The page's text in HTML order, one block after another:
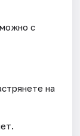
с
на